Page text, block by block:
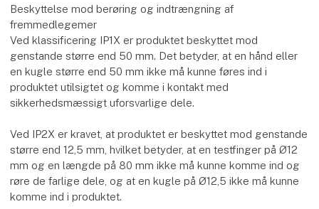
Beskyttelse mod berøring og indtrængning af
fremmedlegemer
Ved klassificering IP1X er produktet beskyttet mod
genstande større end 50 mm. Det betyder, at en hånd eller
en kugle større end 50 mm ikke må kunne føres ind i
produktet utilsigtet og komme i kontakt med
sikkerhedsmæssigt uforsvarlige dele.
Ved IP2X er kravet, at produktet er beskyttet mod genstande
større end 12,5 mm, hvilket betyder, at en testfinger på Ø12
mm og en længde på 80 mm ikke må kunne komme ind og
røre de farlige dele, og at en kugle på Ø12,5 ikke må kunne
komme ind i produktet.